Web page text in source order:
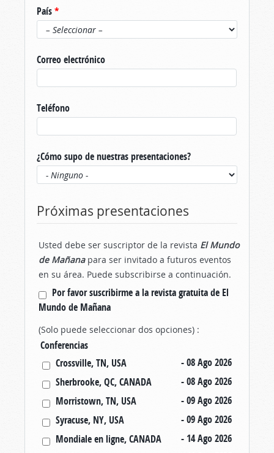
País*
Correo electrónico
Teléfono
¿Cómo supo de nuestras presentaciones?
Próximas presentaciones
Usted debe ser suscriptor de la revista El Mundo
de Mañanapara ser invitado a futuros eventos
en su área. Puede subscribirse a continuación.
Por favor suscribirme a la revista gratuita de El
Mundo de Mañana
(Solo puede seleccionar dos opciones) :
Conferencias
Crossville, TN, USA
- 08 Ago 2026
Sherbrooke, QC, CANADA
- 08 Ago 2026
Morristown, TN, USA
- 09 Ago 2026
Syracuse, NY, USA
- 09 Ago 2026
Mondiale en ligne, CANADA
- 14 Ago 2026